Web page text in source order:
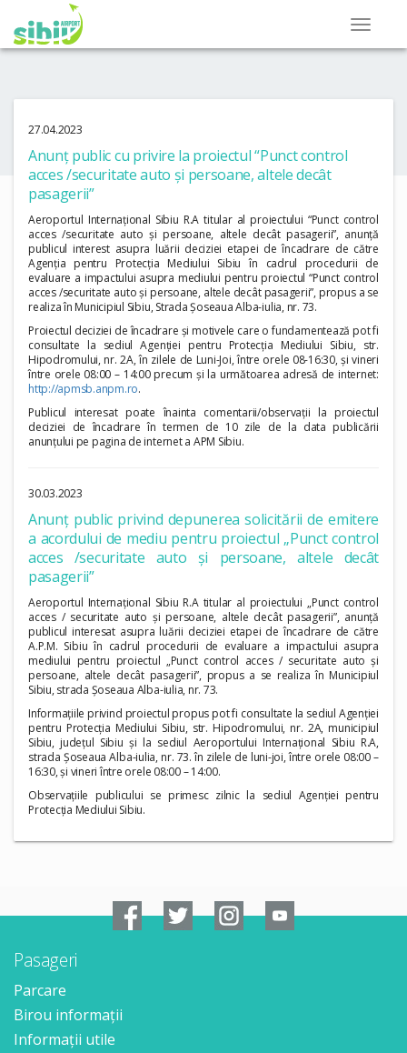
27.04.2023
Anunț public cu privire la proiectul “Punct control
acces /securitate auto și persoane, altele decât
pasagerii”
Aeroportul Internațional Sibiu R.A titular al proiectului “Punct control
acces /securitate auto și persoane, altele decât pasagerii”, anunță
publicul interest asupra luării deciziei etapei de încadrare de către
Agenția pentru Protecția Mediului Sibiu în cadrul procedurii de
evaluare a impactului asupra mediului pentru proiectul “Punct control
acces /securitate auto și persoane, altele decât pasagerii”, propus a se
realiza în Municipiul Sibiu, Strada Șoseaua Alba-iulia, nr. 73.
Proiectul deciziei de încadrare și motivele care o fundamentează pot fi
consultate la sediul Agenției pentru Protecția Mediului Sibiu, str.
Hipodromului, nr. 2A, în zilele de Luni-Joi, între orele 08-16:30, și vineri
între orele 08:00 – 14:00 precum și la următoarea adresă de internet:
http://apmsb.anpm.ro.
Publicul interesat poate înainta comentarii/observații la proiectul
deciziei de încadrare în termen de 10 zile de la data publicării
anunțului pe pagina de internet a APM Sibiu.
30.03.2023
Anunț public privind depunerea solicitării de emitere
a acordului de mediu pentru proiectul „Punct control
acces /securitate auto și persoane, altele decât
pasagerii”
Aeroportul Internațional Sibiu R.A titular al proiectului „Punct control
acces / securitate auto și persoane, altele decât pasagerii”, anunță
publicul interesat asupra luării deciziei etapei de încadrare de către
A.P.M. Sibiu în cadrul procedurii de evaluare a impactului asupra
mediului pentru proiectul „Punct control acces / securitate auto și
persoane, altele decât pasagerii”, propus a se realiza în Municipiul
Sibiu, strada Șoseaua Alba-iulia, nr. 73.
Informațiile privind proiectul propus pot fi consultate la sediul Agenției
pentru Protecția Mediului Sibiu, str. Hipodromului, nr. 2A, municipiul
Sibiu, județul Sibiu și la sediul Aeroportului Internațional Sibiu R.A,
strada Șoseaua Alba-iulia, nr. 73. în zilele de luni-joi, între orele 08:00 –
16:30, și vineri între orele 08:00 – 14:00.
Observațiile publicului se primesc zilnic la sediul Agenției pentru
Protecția Mediului Sibiu.
Pasageri
Parcare
Birou informații
Informații utile